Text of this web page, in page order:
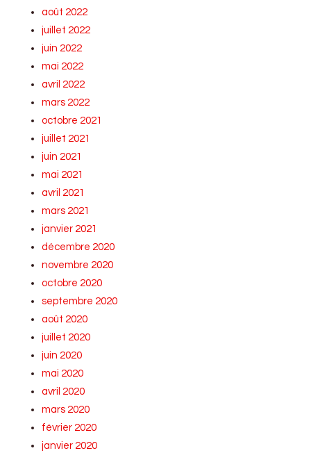
août 2022
juillet 2022
juin 2022
mai 2022
avril 2022
mars 2022
octobre 2021
juillet 2021
juin 2021
mai 2021
avril 2021
mars 2021
janvier 2021
décembre 2020
novembre 2020
octobre 2020
septembre 2020
août 2020
juillet 2020
juin 2020
mai 2020
avril 2020
mars 2020
février 2020
janvier 2020